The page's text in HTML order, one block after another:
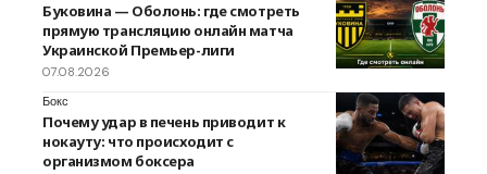
Буковина — Оболонь: где смотреть
прямую трансляцию онлайн матча
Украинской Премьер-лиги
07.08.2026
Бокс
Почему удар в печень приводит к
нокауту: что происходит с
организмом боксера